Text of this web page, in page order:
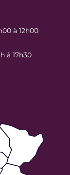
à 12h00
à 17h30